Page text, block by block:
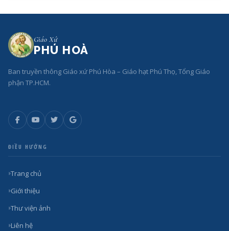
Giáo Xứ
PHÚ HOÀ
Ban truyền thông Giáo xứ Phú Hòa – Giáo hạt Phú Thọ, Tổng Giáo
phận TP.HCM.
ĐIỀU HƯỚNG
Trang chủ
Giới thiệu
Thư viện ảnh
Liên hệ